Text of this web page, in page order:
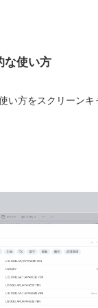
な使い方
い方をスクリーンキ